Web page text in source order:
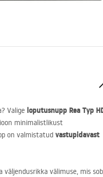
Valige loputusnupp Rea Typ
minimalistlikust
on valmistatud vastupidavast
välimuse, mis